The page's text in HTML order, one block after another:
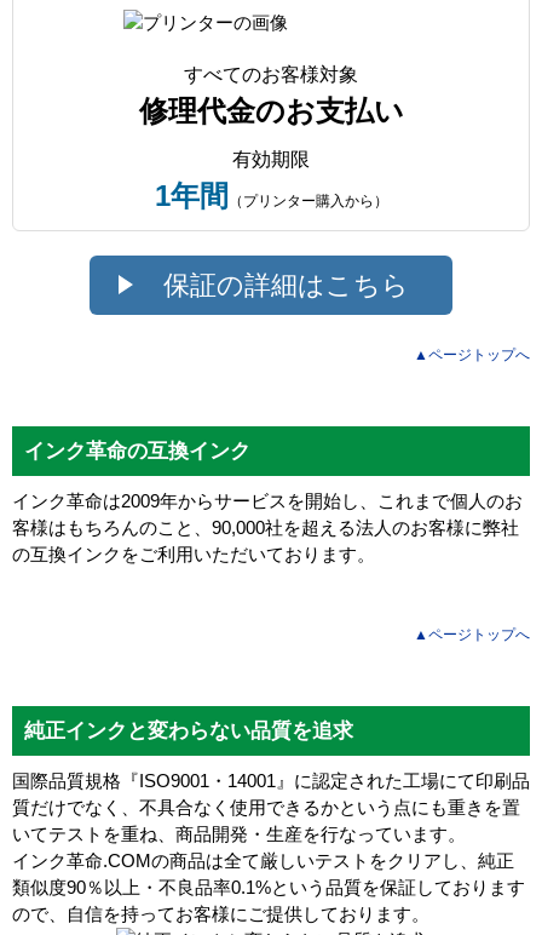
すべてのお客様対象
修理代金のお支払い
有効期限
1年間 （プリンター購入から）
保証の詳細はこちら
▲ページトップへ
インク革命の互換インク
インク革命は2009年からサービスを開始し、これまで個人のお
客様はもちろんのこと、90,000社を超える法人のお客様に弊社
の互換インクをご利用いただいております。
▲ページトップへ
純正インクと変わらない品質を追求
国際品質規格『ISO9001・14001』に認定された工場にて印刷品
質だけでなく、不具合なく使用できるかという点にも重きを置
いてテストを重ね、商品開発・生産を行なっています。
インク革命.COMの商品は全て厳しいテストをクリアし、 純正
類似度90％以上・不良品率0.1%という品質を保証しております
ので、自信を持ってお客様にご提供しております。